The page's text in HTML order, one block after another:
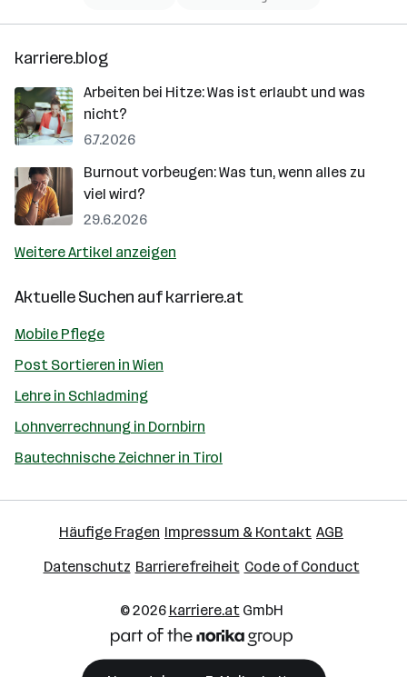
karriere.blog
Arbeiten bei Hitze: Was ist erlaubt und was
nicht?
6.7.2026
Burnout vorbeugen: Was tun, wenn alles zu
viel wird?
29.6.2026
Weitere Artikel anzeigen
Aktuelle Suchen aufkarriere.at
Mobile Pflege
Post Sortieren in Wien
Lehre in Schladming
Lohnverrechnung in Dornbirn
Bautechnische Zeichner in Tirol
Häufige Fragen Impressum & Kontakt AGB
Datenschutz Barrierefreiheit Code of Conduct
© 2026 karriere.at GmbH